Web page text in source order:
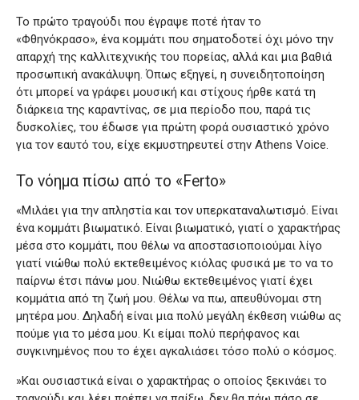
Το πρώτο τραγούδι που έγραψε ποτέ ήταν το
«Φθηνόκρασο», ένα κομμάτι που σηματοδοτεί όχι μόνο την
απαρχή της καλλιτεχνικής του πορείας, αλλά και μια βαθιά
προσωπική ανακάλυψη. Όπως εξηγεί, η συνειδητοποίηση
ότι μπορεί να γράφει μουσική και στίχους ήρθε κατά τη
διάρκεια της καραντίνας, σε μια περίοδο που, παρά τις
δυσκολίες, του έδωσε για πρώτη φορά ουσιαστικό χρόνο
για τον εαυτό του, είχε εκμυστηρευτεί στην Athens Voice.
Το νόημα πίσω από το «Ferto»
«Μιλάει για την απληστία και τον υπερκαταναλωτισμό. Είναι
ένα κομμάτι βιωματικό. Είναι βιωματικό, γιατί ο χαρακτήρας
μέσα στο κομμάτι, που θέλω να αποστασιοποιούμαι λίγο
γιατί νιώθω πολύ εκτεθειμένος κιόλας φυσικά με το να το
παίρνω έτσι πάνω μου. Νιώθω εκτεθειμένος γιατί έχει
κομμάτια από τη ζωή μου. Θέλω να πω, απευθύνομαι στη
μητέρα μου. Δηλαδή είναι μια πολύ μεγάλη έκθεση νιώθω ας
πούμε για το μέσα μου. Κι είμαι πολύ περήφανος και
συγκινημένος που το έχει αγκαλιάσει τόσο πολύ ο κόσμος.
»Και ουσιαστικά είναι ο χαρακτήρας ο οποίος ξεκινάει το